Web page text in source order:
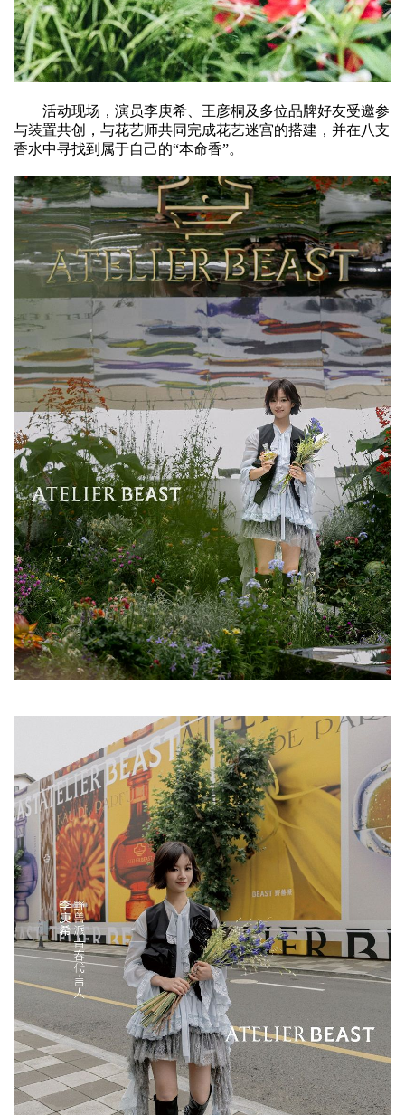
活动现场，演员李庚希、王彦桐及多位品牌好友受邀参
与装置共创，与花艺师共同完成花艺迷宫的搭建，并在八支
香水中寻找到属于自己的“本命香”。